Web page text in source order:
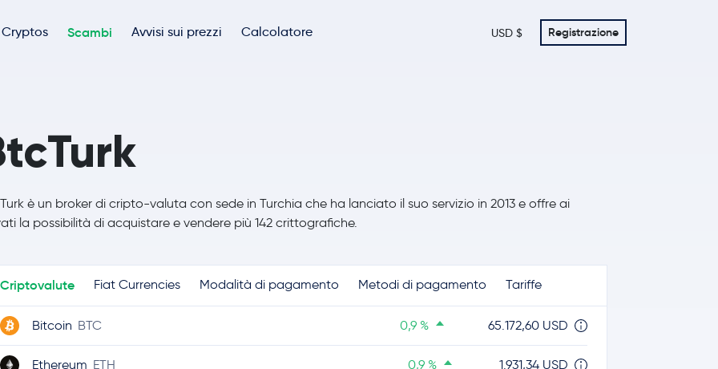
Cryptos Scambi Avvisi sui prezzi Calcolatore USD $ Registrazione
è un broker di cripto-valuta con sede in Turchia che ha lanciato il suo servizio in 2013 e offre ai
la possibilità di acquistare e vendere più 142 crittografiche.
Criptovalute Fiat Currencies Modalità di pagamento Metodi di pagamento Tariffe
Bitcoin BTC 0,9 % 65.172,60 USD
Ethereum ETH 0,9 % 1.931,34 USD